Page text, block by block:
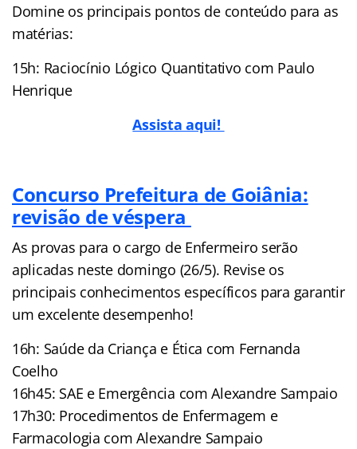
Domine os principais pontos de conteúdo para as
matérias:
15h: Raciocínio Lógico Quantitativo com Paulo
Henrique
Assista aqui!
Concurso Prefeitura de Goiânia:
revisão de véspera
As provas para o cargo de Enfermeiro serão
aplicadas neste domingo (26/5). Revise os
principais conhecimentos específicos para garantir
um excelente desempenho!
16h: Saúde da Criança e Ética com Fernanda
Coelho
16h45: SAE e Emergência com Alexandre Sampaio
17h30: Procedimentos de Enfermagem e
Farmacologia com Alexandre Sampaio